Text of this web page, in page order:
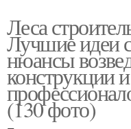
Леса
Лучшие идеи
нюансы
конструкции
(130 фото)